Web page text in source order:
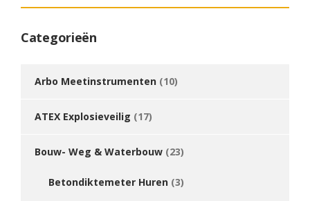
Categorieën
Arbo Meetinstrumenten (10)
ATEX Explosieveilig (17)
Bouw- Weg & Waterbouw (23)
Betondiktemeter Huren (3)